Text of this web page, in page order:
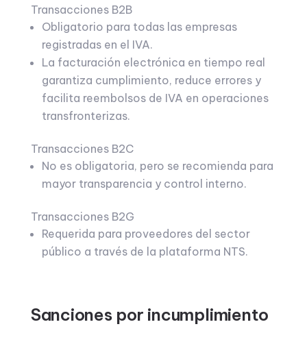
Transacciones B2B
Obligatorio para todas las empresas
registradas en el IVA.
La facturación electrónica en tiempo real
garantiza cumplimiento, reduce errores y
facilita reembolsos de IVA en operaciones
transfronterizas.
Transacciones B2C
No es obligatoria, pero se recomienda para
mayor transparencia y control interno.
Transacciones B2G
Requerida para proveedores del sector
público a través de la plataforma NTS.
Sanciones por incumplimiento